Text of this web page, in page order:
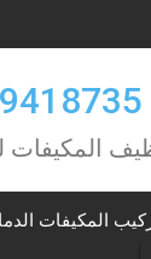
المكيفات